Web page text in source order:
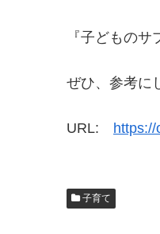
『子どもの
ぜひ、参考に
URL:
子育て